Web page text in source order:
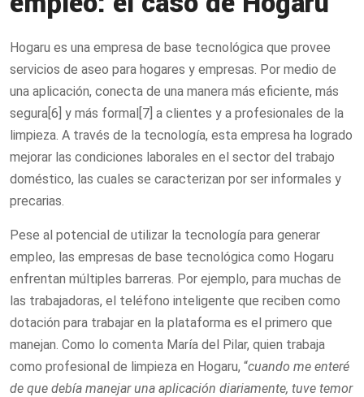
Hogaru es una empresa de base tecnológica que provee
servicios de aseo para hogares y empresas. Por medio de
una aplicación, conecta de una manera más eficiente, más
segura[6] y más formal[7] a clientes y a profesionales de la
limpieza. A través de la tecnología, esta empresa ha logrado
mejorar las condiciones laborales en el sector del trabajo
doméstico, las cuales se caracterizan por ser informales y
precarias.
Pese al potencial de utilizar la tecnología para generar
empleo, las empresas de base tecnológica como Hogaru
enfrentan múltiples barreras. Por ejemplo, para muchas de
las trabajadoras, el teléfono inteligente que reciben como
dotación para trabajar en la plataforma es el primero que
manejan. Como lo comenta María del Pilar, quien trabaja
como profesional de limpieza en Hogaru, “cuando me enteré
de que debía manejar una aplicación diariamente, tuve temor